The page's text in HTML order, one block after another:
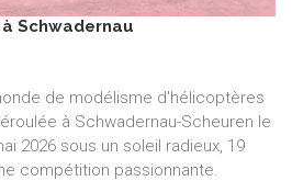
Schwadernau
de modélisme d'hélicoptères
à Schwadernau-Scheuren le
2026 sous un soleil radieux, 19
compétition passionnante.